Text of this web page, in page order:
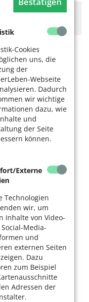
Cookies
uns, die
der
Webseite
Dadurch
wir wichtige
dazu, wie
und
der Seite
können.
Externe
Technologien
wir, um
Inhalte von Video-
Media-
und
externen Seiten
Dazu
zum Beispiel
Adressen der
wir uns